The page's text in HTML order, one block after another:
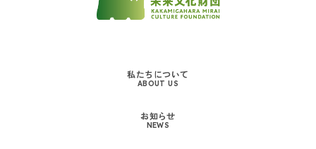
私たちについて
ABOUT US
お知らせ
NEWS